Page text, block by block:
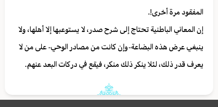
المفقود مرة أخرى!.
إن المعاني الباطنية تحتاج إلى شرح صدر، لا يستوعبها إلا أهلها، ولا
ينبغي عرض هذه البضاعة-وإن كانت من مصادر الوحي- على من لا
يعرف قدر ذلك، لئلا ينكر ذلك منكر، فيقع في دركات البعد عنهم.